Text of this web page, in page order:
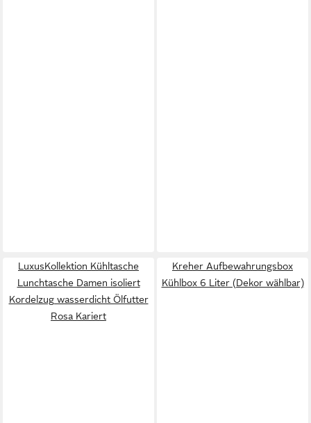
LuxusKollektion Kühltasche
Lunchtasche Damen isoliert
Kordelzug wasserdicht Ölfutter
Rosa Kariert
Kreher Aufbewahrungsbox
Kühlbox 6 Liter (Dekor wählbar)